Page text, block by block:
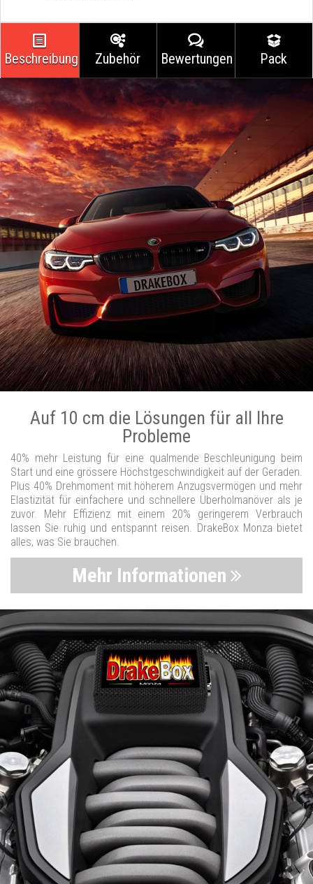
Beschreibung Zubehör Bewertungen Pack
Auf 10 cm die Lösungen für all Ihre
Probleme
40% mehr Leistung für eine qualmende Beschleunigung beim
Start und eine grössere Höchstgeschwindigkeit auf der Geraden.
Plus 40% Drehmoment mit höherem Anzugsvermögen und mehr
Elastizität für einfachere und schnellere Überholmanöver als je
zuvor. Mehr Effizienz mit einem 20% geringerem Verbrauch
lassen Sie ruhig und entspannt reisen. DrakeBox Monza bietet
alles, was Sie brauchen.
Mehr Informationen